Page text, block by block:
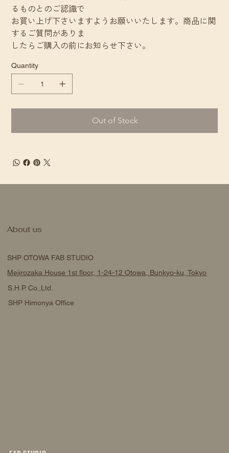
るものとのご認識で
お買い上げ下さいますようお願いいたします。商品に関
するご質問がありま
したらご購入の前にお知らせ下さい。
Quantity
Out of Stock
SHP OTOWA FAB STUDIO
Mejirozaka House 1st floor, 1-24-12 Otowa, Bunkyo-ku, Tokyo
S.H.P. Co.,Ltd.
SHP Himonya Office
About us